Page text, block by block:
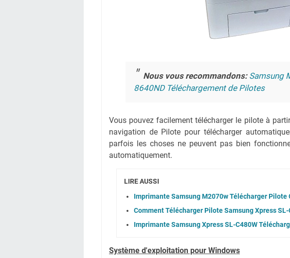
Nous vous recommandons: Samsung
8640ND Téléchargement de Pilotes
Vous pouvez facilement télécharger le pilote à
navigation de Pilote pour télécharger
parfois les choses ne peuvent pas bien
automatiquement.
LIRE AUSSI
Imprimante Samsung M2070w Télécharger Pilote
Comment Télécharger Pilote Samsung Xpress SL-
Imprimante Samsung Xpress SL-C480W
Système d'exploitation pour Windows